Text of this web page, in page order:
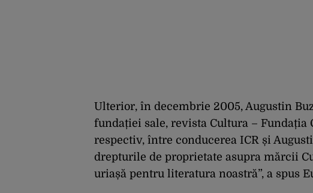
Ulterior, în decembrie 2005, Augustin
fundației sale, revista Cultura – Fundația
respectiv, între conducerea ICR și
drepturile de proprietate asupra mărcii
uriașă pentru literatura noastră”, a spus